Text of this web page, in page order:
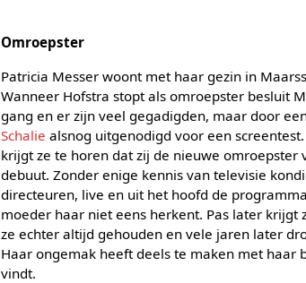
Omroepster
Patricia Messer woont met haar gezin in
Wanneer Hofstra stopt als omroepster besluit
gang en er zijn veel gegadigden, maar door
Schalie alsnog uitgenodigd voor een
krijgt ze te horen dat zij de nieuwe omroepster
debuut. Zonder enige kennis van televisie
directeuren, live en uit het hoofd de
moeder haar niet eens herkent. Pas later krijgt
ze echter altijd gehouden en vele jaren later
Haar ongemak heeft deels te maken met haar
vindt.